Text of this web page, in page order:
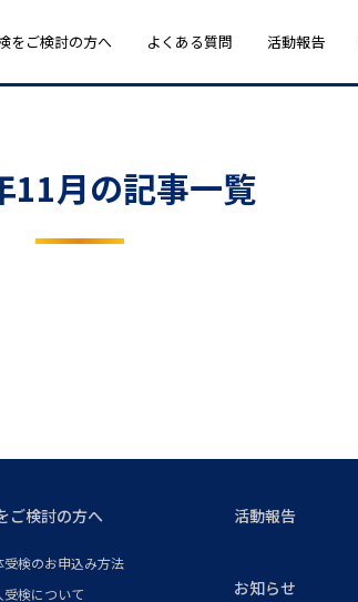
をご検討の方へ よくある質問 活動報告
11月の記事一覧
ご検討の方へ
受検のお申込み方法
受検について
活動報告
お知らせ